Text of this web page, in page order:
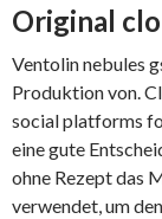
Original
Ventolin nebules
Produktion von.
social platforms
eine gute
ohne Rezept das
verwendet, um